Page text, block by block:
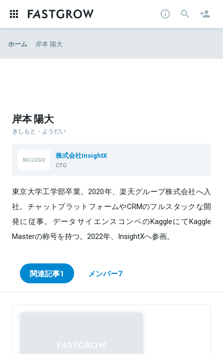
ホーム 岸本 陽大
岸本 陽大
きしもと・ようだい
株式会社InsightX
CTO
東京大学工学部卒業。2020年、楽天グループ株式会社へ入
社。チャットプラットフォームやCRMのフルスタックな開
発に従事。データサイエンスコンペのKaggleにてKaggle
Masterの称号を持つ。2022年、InsightXへ参画。
関連記事1 メンバー7